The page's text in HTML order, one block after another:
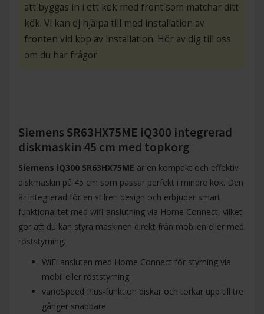
att byggas in i ett kök med front som matchar ditt
kök. Vi kan ej hjälpa till med installation av
fronten vid köp av installation. Hör av dig till oss
om du har frågor.
Siemens SR63HX75ME iQ300 integrerad
diskmaskin 45 cm med topkorg
Siemens iQ300 SR63HX75ME är en kompakt och effektiv
diskmaskin på 45 cm som passar perfekt i mindre kök. Den
är integrerad för en stilren design och erbjuder smart
funktionalitet med wifi-anslutning via Home Connect, vilket
gör att du kan styra maskinen direkt från mobilen eller med
röststyrning.
WiFi ansluten med Home Connect för styrning via
mobil eller röststyrning
varioSpeed Plus-funktion diskar och torkar upp till tre
gånger snabbare